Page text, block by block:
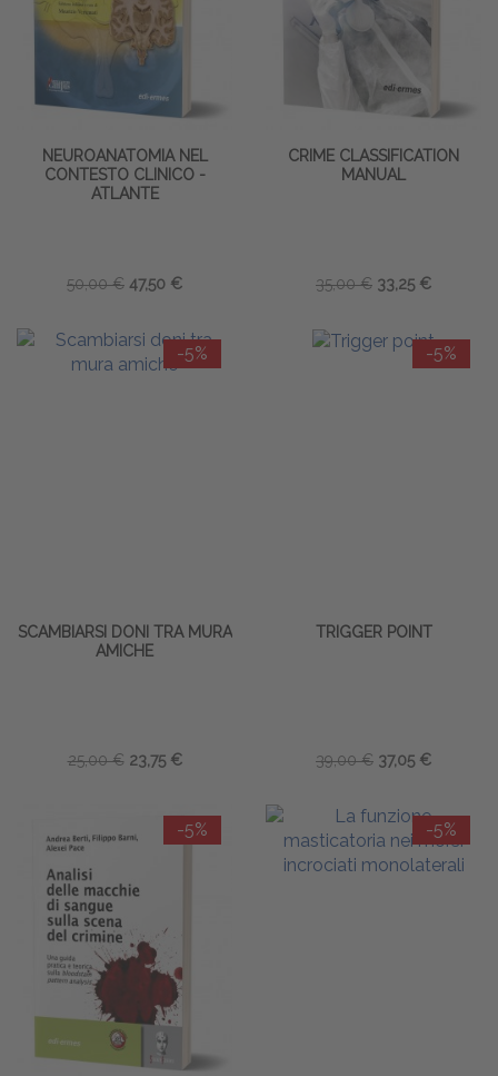
NEUROANATOMIA NEL
CONTESTO CLINICO -
ATLANTE
50,00 € 47,50 €
CRIME CLASSIFICATION
MANUAL
35,00 € 33,25 €
-5%
SCAMBIARSI DONI TRA MURA
AMICHE
25,00 € 23,75 €
-5%
TRIGGER POINT
39,00 € 37,05 €
-5% -5%